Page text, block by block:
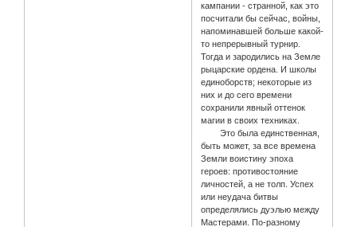
кампании - странной, как это
посчитали бы сейчас, войны,
напоминавшей больше какой-
то непрерывный турнир.
Тогда и зародились на Земле
рыцарские ордена. И школы
единоборств; некоторые из
них и до сего времени
сохранили явный оттенок
магии в своих техниках.
Это была единственная,
быть может, за все времена
Земли воистину эпоха
героев: противостояние
личностей, а не толп. Успех
или неудача битвы
определялись дуэлью между
Мастерами. По-разному